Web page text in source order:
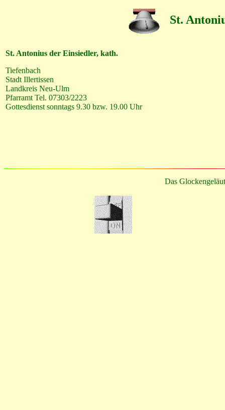
St.
St. Antonius der Einsiedler, kath.
Tiefenbach
Stadt Illertissen
Landkreis Neu-Ulm
Pfarramt Tel. 07303/2223
Gottesdienst sonntags 9.30 bzw. 19.00 Uhr
Das